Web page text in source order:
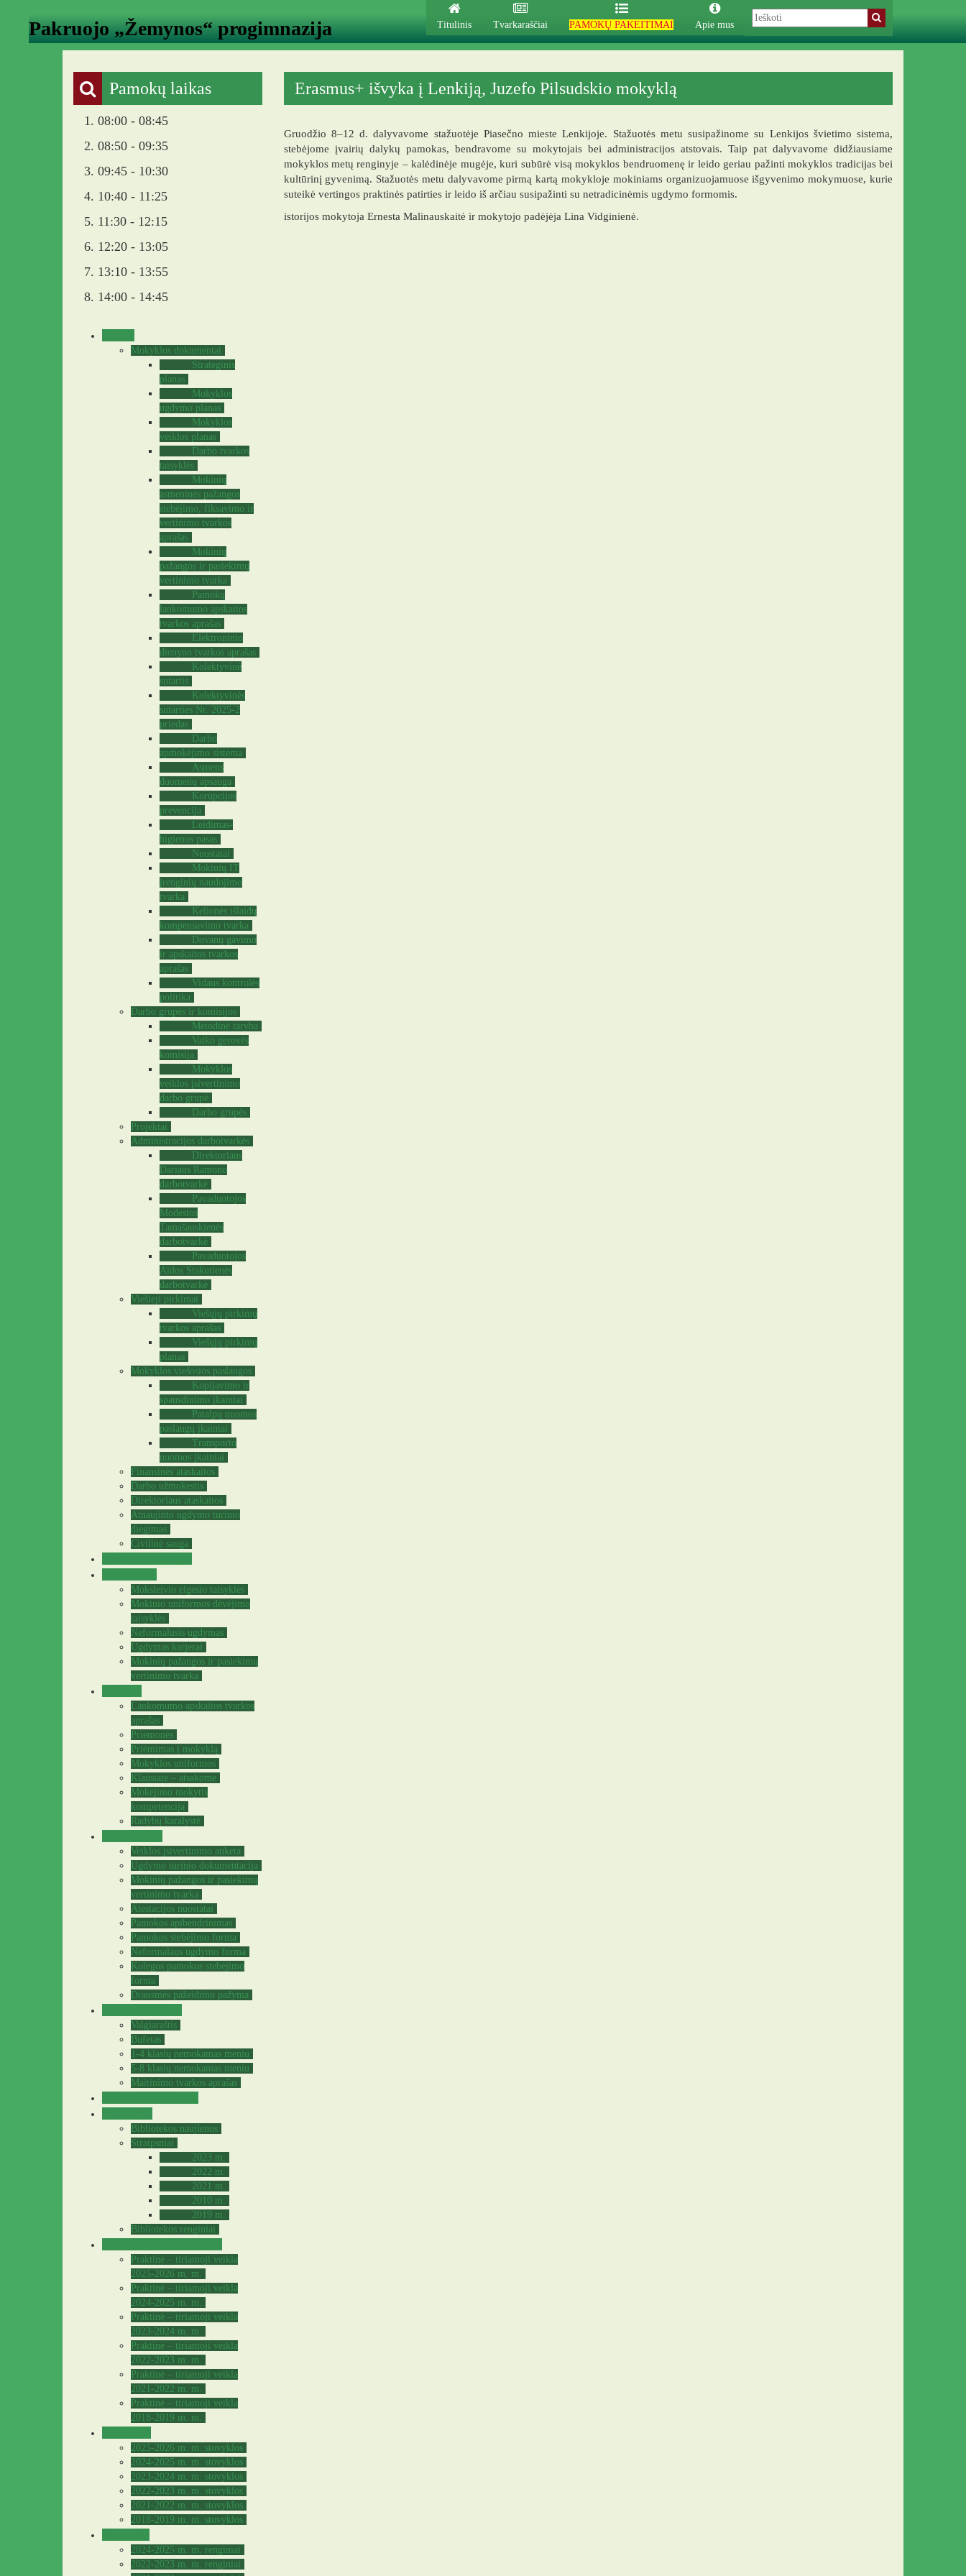
Titulinis Tvarkaraščiai PAMOKŲ PAKEITIMAI Apie mus
Pakruojo „Žemynos“ progimnazija
Pamokų laikas
1. 08:00 - 08:45
2. 08:50 - 09:35
3. 09:45 - 10:30
4. 10:40 - 11:25
5. 11:30 - 12:15
6. 12:20 - 13:05
7. 13:10 - 13:55
8. 14:00 - 14:45
Mokyklos dokumentai
Strateginis
planas
Mokyklos
ugdymo planas
Mokyklos
veiklos planas
Darbo tvarkos
taisyklės
Mokinių
asmeninės pažangos
stebėjimo, fiksavimo ir
vertinimo tvarkos
aprašas
Mokinių
pažangos ir pasiekimų
vertinimo tvarka
Pamokų
lankomumo apskaitos
tvarkos aprašas
Elektroninio
dienyno tvarkos aprašas
Kolektyvinė
sutartis
Kolektyvinės
sutarties Nr. 2025-2
priedas
Darbo
apmokėjimo sistema
Asmens
duomenų apsauga
Korupcijos
prevencija
Leidimas-
higienos pasas
Nuostatai
Mokinių IT
įrenginių naudojimo
tvarka
Kelionės išlaidų
kompensavimo tvarka
Dovanų gavimo
ir apskaitos tvarkos
aprašas
Vidaus kontrolės
politika
Darbo grupės ir komisijos
Metodinė taryba
Vaiko gerovės
komisija
Mokyklos
veiklos įsivertinimo
darbo grupė
Darbo grupės
Projektai
Administracijos darbotvarkės
Direktoriaus
Dariaus Ramono
darbotvarkė
Pavaduotojos
Modestos
Tamašauskienės
darbotvarkė
Pavaduotojos
Aidos Stakutienės
darbotvarkė
Viešieji pirkimai
Viešųjų pirkimų
tvarkos aprašas
Viešųjų pirkimų
planas
Mokyklos viešosios paslaugos
Kopijavimo ir
spausdinimo įkainiai
Patalpų nuomos
paslaugų įkainiai
Transporto
nuomos įkainiai
Finansinės ataskaitos
Darbo užmokestis
Direktoriaus ataskaitos
Atnaujinto ugdymo turinio
diegimas
Civilinė sauga
Moksleivio elgesio taisyklės
Mokinio uniformos dėvėjimo
taisyklės
Neformalusis ugdymas
Ugdymas karjerai
Mokinių pažangos ir pasiekimų
vertinimo tvarka
Lankomumo apskaitos tvarkos
aprašas
Priemonės
Priėmimas į mokyklą
Mokyklos uniformos
Klausiate – atsakome
Mokėjimo mokytis
kompetencija
Radybų karalystė
Veiklos įsivertinimo anketa
Ugdymo turinio dokumentacija
Mokinių pažangos ir pasiekimų
vertinimo tvarka
Atestacijos nuostatai
Pamokos apibendrinimas
Pamokos stebėjimo forma
Neformalaus ugdymo forma
Kolegos pamokos stebėjimo
forma
Drausmės pažeidimo pažyma
Valgiaraštis
Bufetas
1-4 klasių nemokamas meniu
5-8 klasių nemokamas meniu
Maitinimo tvarkos aprašas
Bibliotekos naujienos
Straipsniai
2023 m.
2022 m.
2021 m.
2010 m.
2019 m.
Bibliotekos renginiai
Praktinė – tiriamoji veikla
2025-2026 m. m.
Praktinė – tiriamoji veikla
2024-2025 m. m.
Praktinė – tiriamoji veikla
2023-2024 m. m.
Praktinė – tiriamoji veikla
2022-2023 m. m.
Praktinė – tiriamoji veikla
2021-2022 m. m.
Praktinė – tiriamoji veikla
2018-2019 m. m.
2025-2026 m. m. stovyklos
2024-2025 m. m. stovyklos
2023-2024 m. m. stovyklos
2022-2023 m. m. stovyklos
2021-2022 m. m. stovyklos
2018-2019 m. m. stovyklos
2024-2025 m. m. renginiai
2022-2023 m. m. renginiai
Erasmus+ išvyka į Lenkiją, Juzefo Pilsudskio mokyklą
Gruodžio 8–12 d. dalyvavome stažuotėje Piasečno mieste Lenkijoje. Stažuotės metu susipažinome su Lenkijos švietimo sistema,
stebėjome įvairių dalykų pamokas, bendravome su mokytojais bei administracijos atstovais. Taip pat dalyvavome didžiausiame
mokyklos metų renginyje – kalėdinėje mugėje, kuri subūrė visą mokyklos bendruomenę ir leido geriau pažinti mokyklos tradicijas bei
kultūrinį gyvenimą. Stažuotės metu dalyvavome pirmą kartą mokykloje mokiniams organizuojamuose išgyvenimo mokymuose, kurie
suteikė vertingos praktinės patirties ir leido iš arčiau susipažinti su netradicinėmis ugdymo formomis.
istorijos mokytoja Ernesta Malinauskaitė ir mokytojo padėjėja Lina Vidginienė.